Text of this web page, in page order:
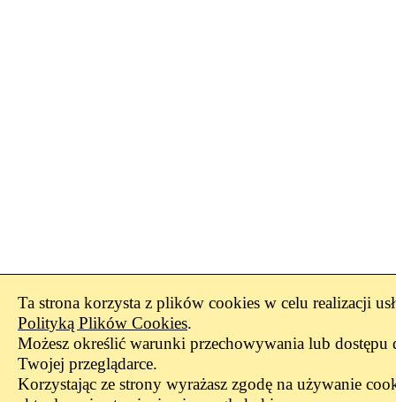
Ta strona korzysta z plików cookies w celu realizacji
Polityką Plików Cookies.
Możesz określić warunki przechowywania lub
Twojej przeglądarce.
Korzystając ze strony wyrażasz zgodę na używanie